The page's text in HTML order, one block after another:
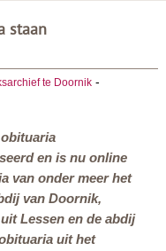
staan
te Doornik-
en is nu online
van onder meer het
van Doornik,
Lessen en de abdij
uit het